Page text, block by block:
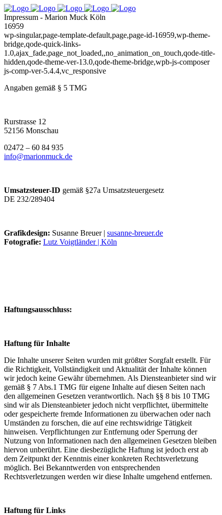
Impressum - Marion Muck Köln
16959
wp-singular,page-template-default,page,page-id-16959,wp-theme-
bridge,qode-quick-links-
1.0,ajax_fade,page_not_loaded,,no_animation_on_touch,qode-title-
hidden,qode-theme-ver-13.0,qode-theme-bridge,wpb-js-composer
js-comp-ver-5.4.4,vc_responsive
Angaben gemäß § 5 TMG
Rurstrasse 12
52156 Monschau
02472 – 60 84 935
info@marionmuck.de
Umsatzsteuer-ID gemäß §27a Umsatzsteuergesetz
DE 232/289404
Grafikdesign: Susanne Breuer | susanne-breuer.de
Fotografie: Lutz Voigtländer | Köln
Haftungsausschluss:
Haftung für Inhalte
Die Inhalte unserer Seiten wurden mit größter Sorgfalt erstellt. Für
die Richtigkeit, Vollständigkeit und Aktualität der Inhalte können
wir jedoch keine Gewähr übernehmen. Als Diensteanbieter sind wir
gemäß § 7 Abs.1 TMG für eigene Inhalte auf diesen Seiten nach
den allgemeinen Gesetzen verantwortlich. Nach §§ 8 bis 10 TMG
sind wir als Diensteanbieter jedoch nicht verpflichtet, übermittelte
oder gespeicherte fremde Informationen zu überwachen oder nach
Umständen zu forschen, die auf eine rechtswidrige Tätigkeit
hinweisen. Verpflichtungen zur Entfernung oder Sperrung der
Nutzung von Informationen nach den allgemeinen Gesetzen bleiben
hiervon unberührt. Eine diesbezügliche Haftung ist jedoch erst ab
dem Zeitpunkt der Kenntnis einer konkreten Rechtsverletzung
möglich. Bei Bekanntwerden von entsprechenden
Rechtsverletzungen werden wir diese Inhalte umgehend entfernen.
Haftung für Links